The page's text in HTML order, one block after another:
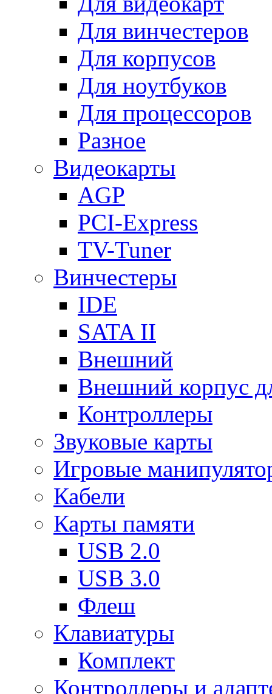
Для винчестеров
Для корпусов
Для ноутбуков
Для процессоров
Разное
Видеокарты
AGP
PCI-Express
TV-Tuner
Винчестеры
IDE
SATA II
Внешний
Внешний корпус
Контроллеры
Звуковые карты
Игровые
Кабели
Карты памяти
USB 2.0
USB 3.0
Флеш
Клавиатуры
Комплект
Контроллеры и